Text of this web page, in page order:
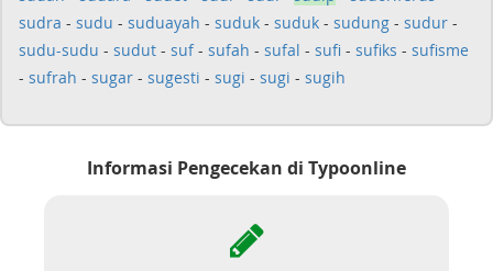
sudra - sudu - suduayah - suduk - suduk - sudung - sudur -
sudu-sudu - sudut - suf- sufah - sufal - sufi - sufiks - sufisme
- sufrah - sugar - sugesti - sugi - sugi - sugih
Informasi Pengecekan di Typoonline